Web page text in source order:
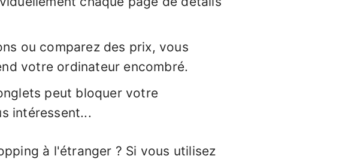
ou comparez des prix, vous
votre ordinateur encombré.
peut bloquer votre
intéressent...
à l'étranger ? Si vous utilisez